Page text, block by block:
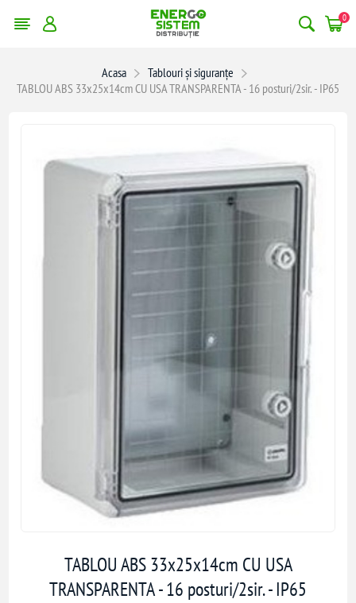
0
Acasa
Tablouri și siguranțe
TABLOU ABS 33x25x14cm CU USA TRANSPARENTA - 16 posturi/2sir. - IP65
TABLOU ABS 33x25x14cm CU USA
TRANSPARENTA - 16 posturi/2sir. - IP65